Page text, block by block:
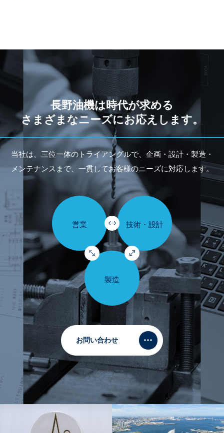
長野油機は時代が求める
さまざまなニーズにお応えします。
当社は、三位一体のトライアングルで、企画・設計・製造・
メンテナンスまで、一貫してお客様のニーズに対応します。
お問い合わせ